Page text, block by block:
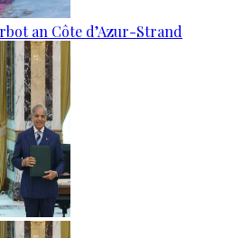
an Côte d’Azur-Strand